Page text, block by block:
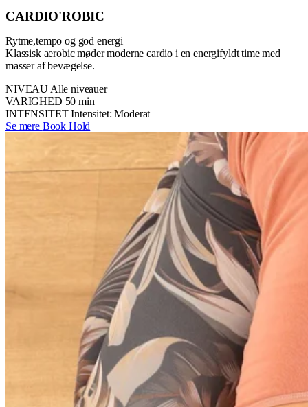
CARDIO'ROBIC
Rytme,tempo og god energi
Klassisk aerobic møder moderne cardio i en energifyldt time med
masser af bevægelse.
NIVEAU Alle niveauer
VARIGHED 50 min
INTENSITET Intensitet: Moderat
Se mere Book Hold